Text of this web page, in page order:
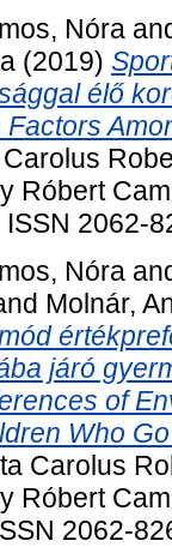
Nóra
(2019)
élő
Róbert
2062-
Nóra
Molnár,
járó
of
Who
Carolus
Róbert
2062-